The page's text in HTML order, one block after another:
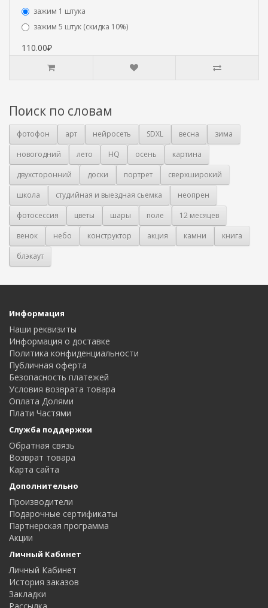
зажим 1 штука
зажим 5 штук (скидка 10%)
110.00₽
Поиск по словам
фотофон арт нейросеть SDXL весна
зима
новогодний
лето HQ осень
картина
двухсторонний
доски портрет
сверхширокий
школа
студийная и выездная сьемка
неопрен
фотосессия
цветы шары поле
12 месяцев
венок
небо конструктор акция камни
книга
блэкаут
Информация
Наши реквизиты
Информация о доставке
Политика конфиденциальности
Публичная оферта
Безопасность платежей
Условия возврата товара
Оплата Долями
Плати Частями
Служба поддержки
Обратная связь
Возврат товара
Карта сайта
Дополнительно
Производители
Подарочные сертификаты
Партнерская программа
Акции
Личный Кабинет
Личный Кабинет
История заказов
Закладки
Рассылка